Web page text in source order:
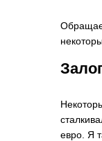
евро. Я